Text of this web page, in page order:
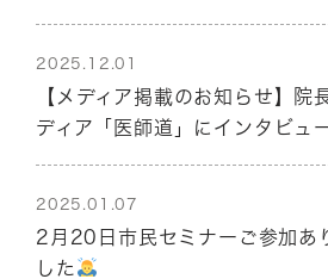
2025.12.01
【メディア掲載のお知らせ】院
ディア「医師道」にインタビュ
2025.01.07
2月20日市民セミナーご参加あ
した